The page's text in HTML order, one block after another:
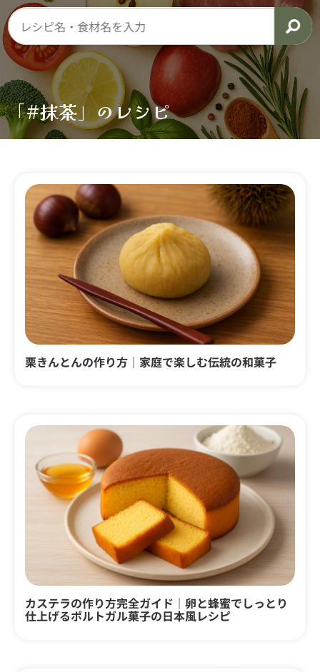
「#抹茶」のレシピ
栗きんとんの作り方｜家庭で楽しむ伝統の和菓子
カステラの作り方完全ガイド｜卵と蜂蜜でしっとり
仕上げるポルトガル菓子の日本風レシピ